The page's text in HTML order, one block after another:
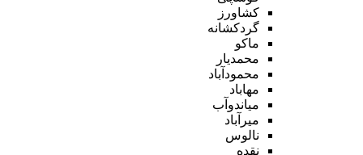
کشاورز
گردکشانه
ماکو
محمدیار
محمودآباد
مهاباد
میاندوآب
میرآباد
نالوس
نقده